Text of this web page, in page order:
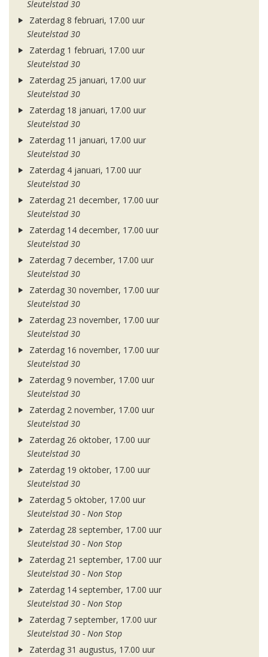
Sleutelstad 30
Zaterdag 8 februari, 17.00 uur
Sleutelstad 30
Zaterdag 1 februari, 17.00 uur
Sleutelstad 30
Zaterdag 25 januari, 17.00 uur
Sleutelstad 30
Zaterdag 18 januari, 17.00 uur
Sleutelstad 30
Zaterdag 11 januari, 17.00 uur
Sleutelstad 30
Zaterdag 4 januari, 17.00 uur
Sleutelstad 30
Zaterdag 21 december, 17.00 uur
Sleutelstad 30
Zaterdag 14 december, 17.00 uur
Sleutelstad 30
Zaterdag 7 december, 17.00 uur
Sleutelstad 30
Zaterdag 30 november, 17.00 uur
Sleutelstad 30
Zaterdag 23 november, 17.00 uur
Sleutelstad 30
Zaterdag 16 november, 17.00 uur
Sleutelstad 30
Zaterdag 9 november, 17.00 uur
Sleutelstad 30
Zaterdag 2 november, 17.00 uur
Sleutelstad 30
Zaterdag 26 oktober, 17.00 uur
Sleutelstad 30
Zaterdag 19 oktober, 17.00 uur
Sleutelstad 30
Zaterdag 5 oktober, 17.00 uur
Sleutelstad 30 - Non Stop
Zaterdag 28 september, 17.00 uur
Sleutelstad 30 - Non Stop
Zaterdag 21 september, 17.00 uur
Sleutelstad 30 - Non Stop
Zaterdag 14 september, 17.00 uur
Sleutelstad 30 - Non Stop
Zaterdag 7 september, 17.00 uur
Sleutelstad 30 - Non Stop
Zaterdag 31 augustus, 17.00 uur